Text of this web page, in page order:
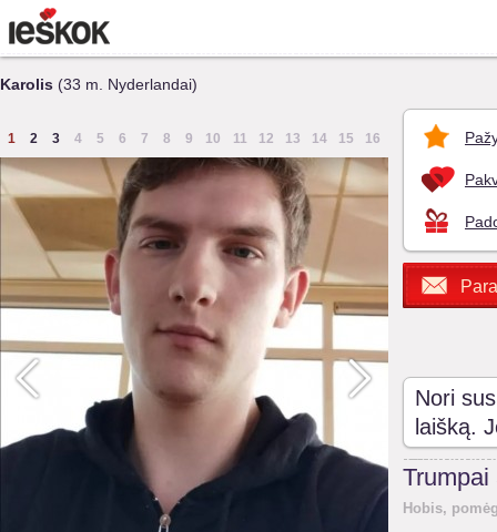
Karolis (33 m. Nyderlandai)
1 2 3 4 5 6 7 8 9 10 11 12 13 14 15 16
Nori
laišką.
Trumpai
Hobis,